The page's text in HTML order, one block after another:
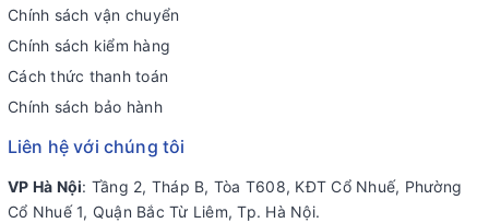
Chính sách vận chuyển
Chính sách kiểm hàng
Cách thức thanh toán
Chính sách bảo hành
Liên hệ với chúng tôi
VP Hà Nội: Tầng 2, Tháp B, Tòa T608, KĐT Cổ Nhuế, Phường
Cổ Nhuế 1, Quận Bắc Từ Liêm, Tp. Hà Nội.